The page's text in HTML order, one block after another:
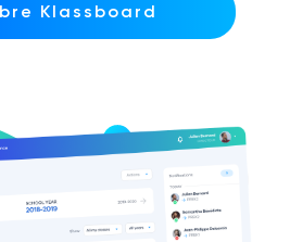
Klassboard